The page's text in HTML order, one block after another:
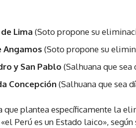
Lima (Soto propone su
Angamos (Soto propone su
y San Pablo (Salhuana que
Concepción(Salhuana que sea
que plantea específicamente la
Perú es un Estado laico»,